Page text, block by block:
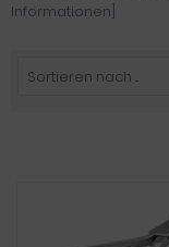
Informationen]
Sortieren nach ...